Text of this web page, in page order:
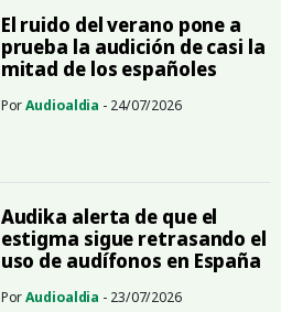
El ruido del verano pone a
prueba la audición de casi la
mitad de los españoles
PorAudioaldia - 24/07/2026
Audika alerta de que el
estigma sigue retrasando el
uso de audífonos en España
PorAudioaldia - 23/07/2026